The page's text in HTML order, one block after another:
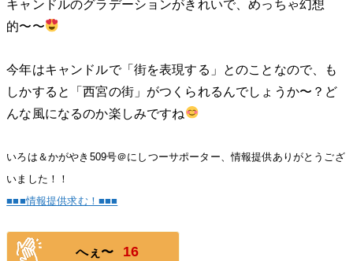
キャンドルのグラデーションがきれいで、めっちゃ幻想
的〜〜
今年はキャンドルで「街を表現する」とのことなので、も
しかすると「西宮の街」がつくられるんでしょうか〜？ど
んな風になるのか楽しみですね
いろは＆かがやき509号＠にしつーサポーター、情報提供ありがとうござ
いました！！
■■■情報提供求む！■■■
へぇ〜 16